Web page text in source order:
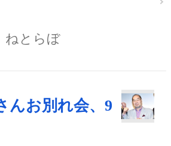
ねとらぼ
んお別れ会、9